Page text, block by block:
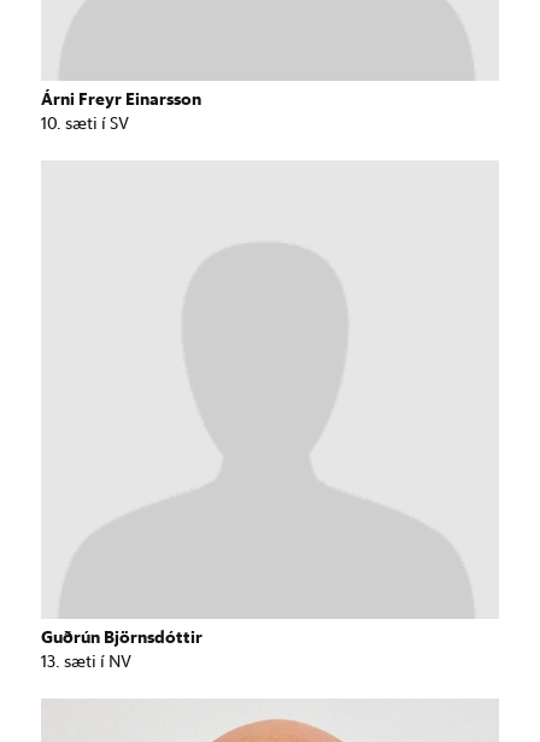
Árni Freyr Einarsson
10. sæti í SV
Guðrún Björnsdóttir
13. sæti í NV